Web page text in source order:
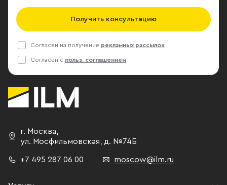
Получить консультацию
Согласен на получение рекламных рассылок
Согласен с польз. соглашением
г. Москва,
ул. Мосфильмовская, д. №74Б
+7 495 287 06 00 moscow@ilm.ru